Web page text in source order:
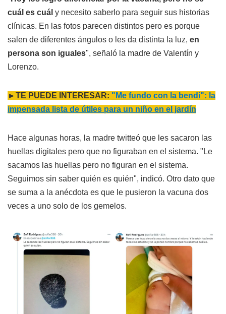
cuál es cuál y necesito saberlo para seguir sus historias
clínicas. En las fotos parecen distintos pero es porque
salen de diferentes ángulos o les da distinta la luz, en
persona son iguales", señaló la madre de Valentín y
Lorenzo.
►TE PUEDE INTERESAR: "Me fundo con la bendi": la
impensada lista de útiles para un niño en el jardín
Hace algunas horas, la madre twitteó que les sacaron las
huellas digitales pero que no figuraban en el sistema. "Le
sacamos las huellas pero no figuran en el sistema.
Seguimos sin saber quién es quién", indicó. Otro dato que
se suma a la anécdota es que le pusieron la vacuna dos
veces a uno solo de los gemelos.